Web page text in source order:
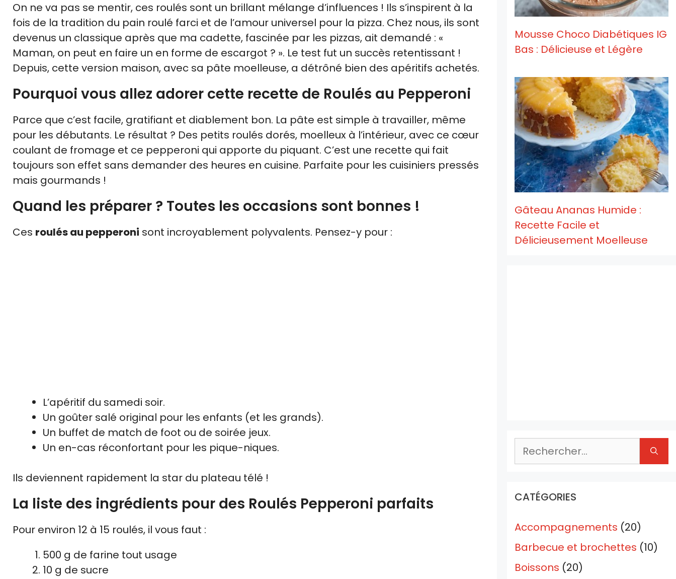
On ne va pas se mentir, ces roulés sont un brillant mélange d’influences ! Ils s’inspirent à la
fois de la tradition du pain roulé farci et de l’amour universel pour la pizza. Chez nous, ils sont
devenus un classique après que ma cadette, fascinée par les pizzas, ait demandé : «
Maman, on peut en faire un en forme de escargot ? ». Le test fut un succès retentissant !
Depuis, cette version maison, avec sa pâte moelleuse, a détrôné bien des apéritifs achetés.
Pourquoi vous allez adorer cette recette de Roulés au Pepperoni
Parce que c’est facile, gratifiant et diablement bon. La pâte est simple à travailler, même
pour les débutants. Le résultat ? Des petits roulés dorés, moelleux à l’intérieur, avec ce cœur
coulant de fromage et ce pepperoni qui apporte du piquant. C’est une recette qui fait
toujours son effet sans demander des heures en cuisine. Parfaite pour les cuisiniers pressés
mais gourmands !
Quand les préparer ? Toutes les occasions sont bonnes !
Ces roulés au pepperoni sont incroyablement polyvalents. Pensez-y pour :
L’apéritif du samedi soir.
Un goûter salé original pour les enfants (et les grands).
Un buffet de match de foot ou de soirée jeux.
Un en-cas réconfortant pour les pique-niques.
Ils deviennent rapidement la star du plateau télé !
La liste des ingrédients pour des Roulés Pepperoni parfaits
Pour environ 12 à 15 roulés, il vous faut :
500 g de farine tout usage
10 g de sucre
Mousse Choco Diabétiques IG
Bas : Délicieuse et Légère
Gâteau Ananas Humide :
Recette Facile et
Délicieusement Moelleuse
Rechercher :
CATÉGORIES
Accompagnements (20)
Barbecue et brochettes (10)
Boissons (20)